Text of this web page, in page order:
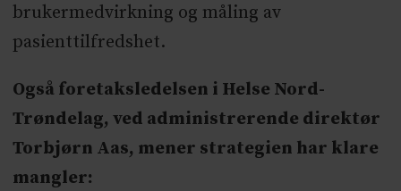
brukermedvirkning og måling av
pasienttilfredshet.
Også foretaksledelsen i Helse Nord-
Trøndelag, ved administrerende direktør
Torbjørn Aas, mener strategien har klare
mangler: